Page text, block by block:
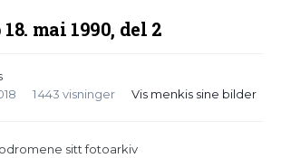
mai 1990, del 2
1 443 visninger Vis menkis sine bilder
sitt fotoarkiv